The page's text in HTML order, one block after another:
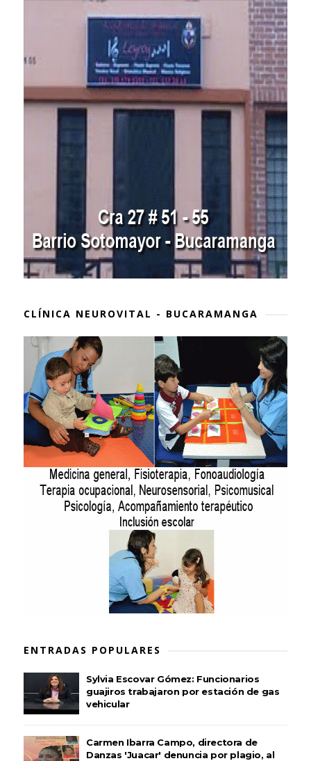
CLÍNICA NEUROVITAL - BUCARAMANGA
ENTRADAS POPULARES
Sylvia Escovar Gómez: Funcionarios
guajiros trabajaron por estación de gas
vehicular
Carmen Ibarra Campo, directora de
Danzas 'Juacar' denuncia por plagio, al